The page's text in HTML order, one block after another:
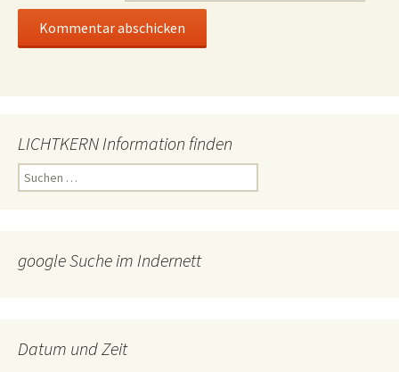
LICHTKERN Information finden
Suchen
nach:
google Suche im Indernett
Datum und Zeit